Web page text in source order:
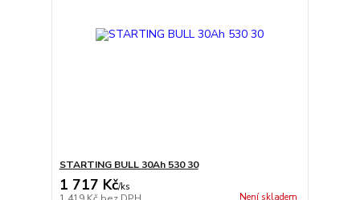
STARTING BULL 30Ah 530 30
1 717 Kč/ks
Není skladem